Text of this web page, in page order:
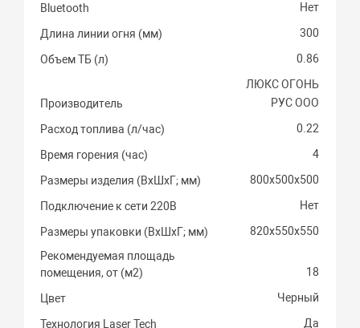
Bluetooth Нет
Длина линии огня (мм) 300
Объем ТБ (л) 0.86
Производитель
ЛЮКС ОГОНЬ
РУС ООО
Расход топлива (л/час) 0.22
Время горения (час) 4
Размеры изделия (ВхШхГ; мм) 800х500х500
Подключение к сети 220В Нет
Размеры упаковки (ВхШхГ; мм)
820х550х550
Рекомендуемая площадь
помещения, от (м2)
18
Цвет Черный
Технология Laser Tech Да